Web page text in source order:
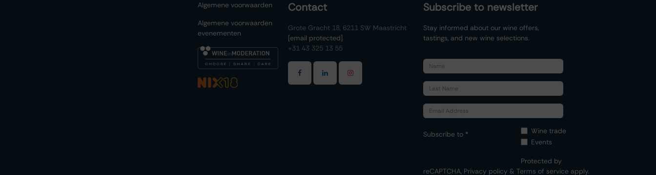
Algemene voorwaarden
Algemene voorwaarden
evenementen
Contact
Grote Gracht 18, 6211 SW Maastricht
[email protected]
+31 43 325 13 55
Subscribe to newsletter
Stay informed about our wine offers,
tastings, and new wine selections.
Subscribe to *
Wine trade
Events
Protected by
reCAPTCHA, Privacy policy & Terms of service apply.